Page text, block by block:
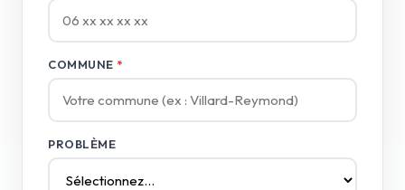
COMMUNE *
PROBLÈME